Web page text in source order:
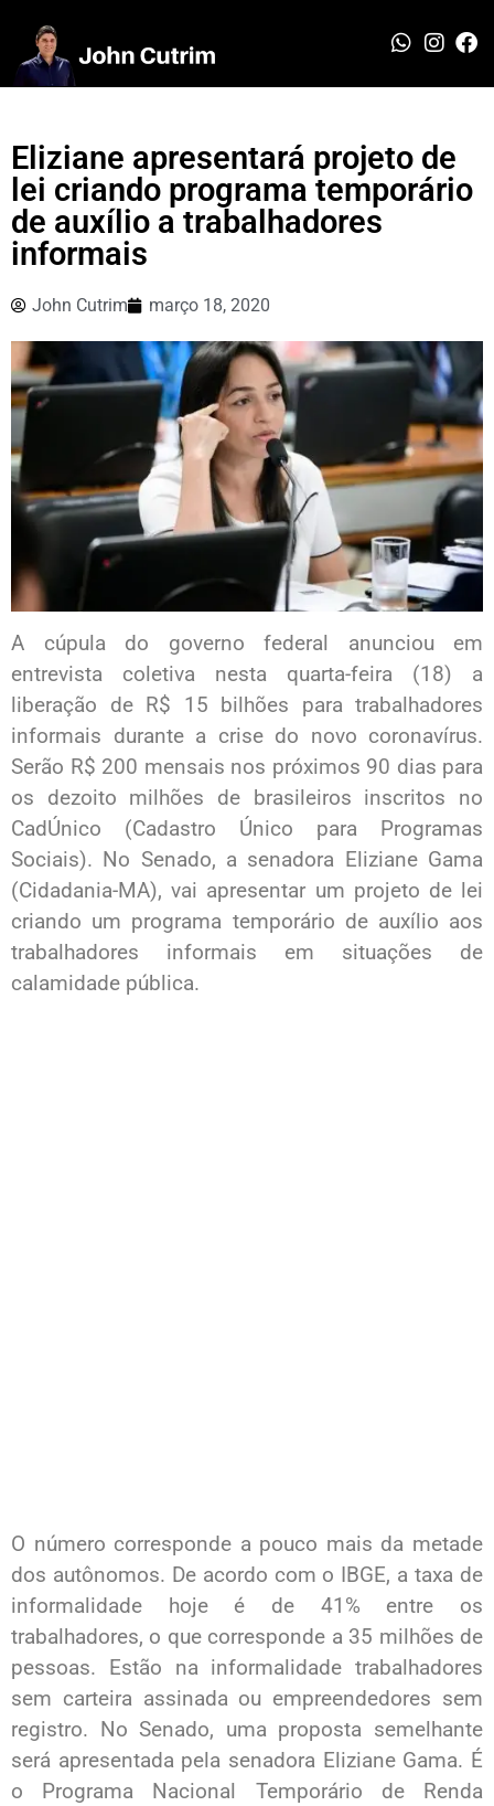
Eliziane apresentará projeto de
lei criando programa temporário
de auxílio a trabalhadores
informais
John Cutrim março 18, 2020
A cúpula do governo federal anunciou em
entrevista coletiva nesta quarta-feira (18) a
liberação de R$ 15 bilhões para trabalhadores
informais durante a crise do novo coronavírus.
Serão R$ 200 mensais nos próximos 90 dias para
os dezoito milhões de brasileiros inscritos no
CadÚnico (Cadastro Único para Programas
Sociais). No Senado, a senadora Eliziane Gama
(Cidadania-MA), vai apresentar um projeto de lei
criando um programa temporário de auxílio aos
trabalhadores informais em situações de
calamidade pública.
O número corresponde a pouco mais da metade
dos autônomos. De acordo com o IBGE, a taxa de
informalidade hoje é de 41% entre os
trabalhadores, o que corresponde a 35 milhões de
pessoas. Estão na informalidade trabalhadores
sem carteira assinada ou empreendedores sem
registro. No Senado, uma proposta semelhante
será apresentada pela senadora Eliziane Gama. É
o Programa Nacional Temporário de Renda